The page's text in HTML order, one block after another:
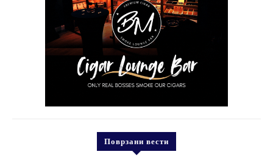
Поврзани вести